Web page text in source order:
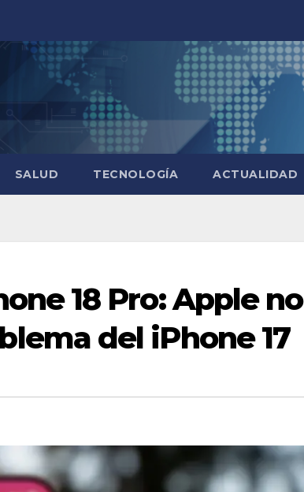
SALUD TECNOLOGÍA ACTUALIDAD
18 Pro: Apple no
del iPhone 17